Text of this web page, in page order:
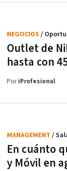
Outlet de
hasta con
NEGOCIOS /
PoriProfesional
En cuánto
y Móvil en
MANAGEMENT /